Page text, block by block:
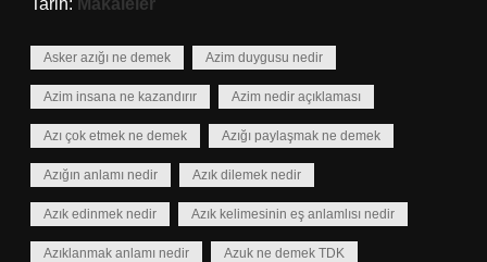
Tarih: Makaleler
Asker azığı ne demek Azim duygusu nedir
Azim insana ne kazandırır Azim nedir açıklaması
Azı çok etmek ne demek Azığı paylaşmak ne demek
Azığın anlamı nedir Azık dilemek nedir
Azık edinmek nedir Azık kelimesinin eş anlamlısı nedir
Azıklanmak anlamı nedir Azuk ne demek TDK